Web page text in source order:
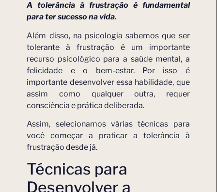
A tolerância à frustração é fundamental
para ter sucesso na vida.
Além disso, na psicologia sabemos que ser
tolerante à frustração é um importante
recurso psicológico para a saúde mental, a
felicidade e o bem-estar. Por isso é
importante desenvolver essa habilidade, que
assim como qualquer outra, requer
consciência e prática deliberada.
Assim, selecionamos várias técnicas para
você começar a praticar a tolerância à
frustração desde já.
Técnicas para
Desenvolver a